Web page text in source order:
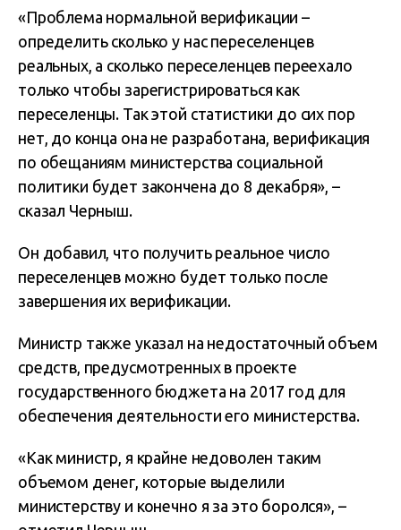
«Проблема нормальной верификации –
определить сколько у нас переселенцев
реальных, а сколько переселенцев переехало
только чтобы зарегистрироваться как
переселенцы. Так этой статистики до сих пор
нет, до конца она не разработана, верификация
по обещаниям министерства социальной
политики будет закончена до 8 декабря», –
сказал Черныш.
Он добавил, что получить реальное число
переселенцев можно будет только после
завершения их верификации.
Министр также указал на недостаточный объем
средств, предусмотренных в проекте
государственного бюджета на 2017 год для
обеспечения деятельности его министерства.
«Как министр, я крайне недоволен таким
объемом денег, которые выделили
министерству и конечно я за это боролся», –